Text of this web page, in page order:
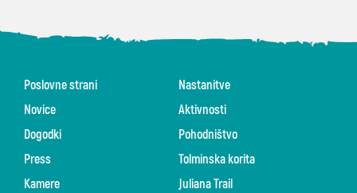
Poslovne strani
Novice
Dogodki
Press
Kamere
Nastanitve
Aktivnosti
Pohodništvo
Tolminska korita
Juliana Trail